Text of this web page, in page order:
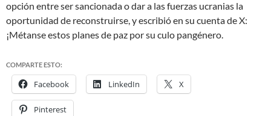
opción entre ser sancionada o dar a las fuerzas ucranias la
oportunidad de reconstruirse, y escribió en su cuenta de X:
¡Métanse estos planes de paz por su culo pangénero.
COMPARTE ESTO:
Facebook LinkedIn X
Pinterest